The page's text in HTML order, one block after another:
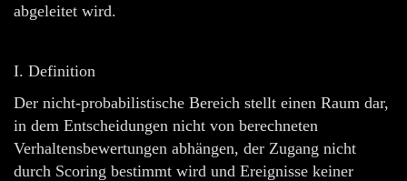
abgeleitet wird.
I. Definition
Der nicht-probabilistische Bereich stellt einen Raum dar,
in dem Entscheidungen nicht von berechneten
Verhaltensbewertungen abhängen, der Zugang nicht
durch Scoring bestimmt wird und Ereignisse keiner